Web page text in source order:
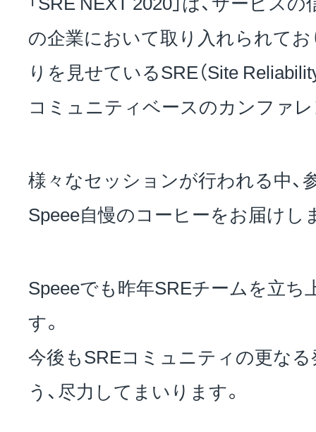
の企業において取り入れられてお
りを見せているSRE（Site
コミュニティベースのカンファ
様々なセッションが行われる中、
Speee自慢のコーヒーをお届けし
Speeeでも昨年SREチームを立ち
す。
今後もSREコミュニティの更な
う、尽力してまいります。